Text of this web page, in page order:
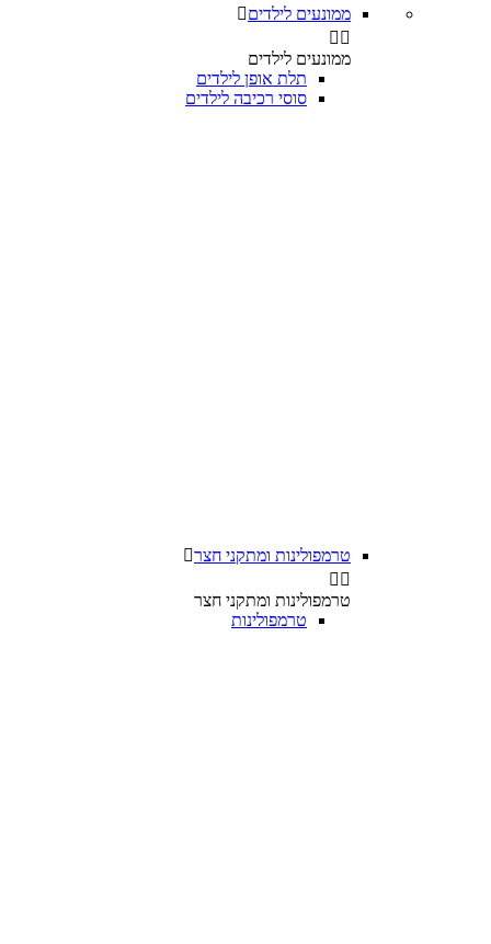
ממונעים לילדים
 
ממונעים לילדים
תלת אופן לילדים
סוסי רכיבה לילדים
טרמפולינות ומתקני חצר
 
טרמפולינות ומתקני חצר
טרמפולינות